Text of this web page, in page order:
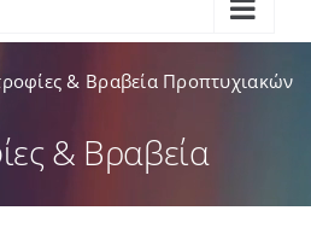
& Βραβεία Προπτυχιακών
& Βραβεία